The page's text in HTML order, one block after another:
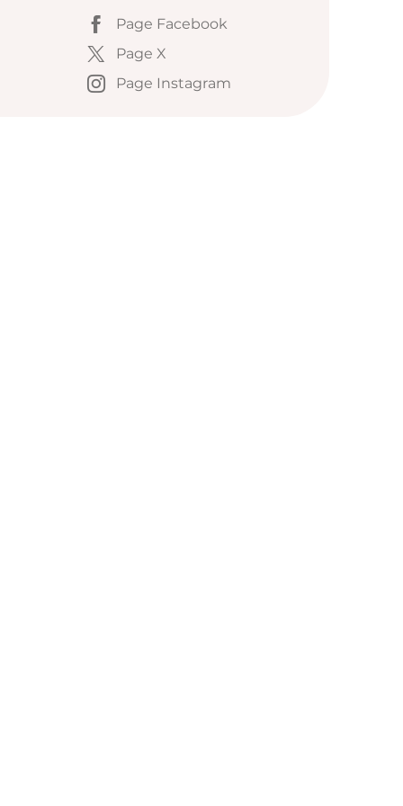
Page Facebook
Page X
Page Instagram